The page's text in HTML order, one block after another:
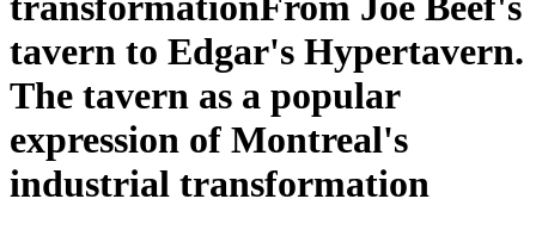
tavern to Edgar's Hypertavern.
The tavern as a popular
expression of Montreal's
industrial transformation